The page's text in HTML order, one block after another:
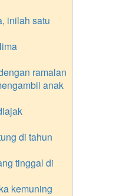
inilah satu
ramalan
anak
di tahun
tinggal di
kemuning